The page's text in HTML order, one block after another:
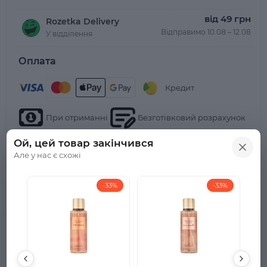
Rozetka Delivery
У відділення
від 49 грн
Відправимо 10.08 – 12.08
Оплата
Кредит
При отриманні Безготівковий розрахунок
Парфумований спрей для тіла входить до колекції
засобів для догляду за тілом "Естетична краса",
створеної для підтримання шкіри м'якою та
здоровою. Ідеальне поєднання аромату та користі.
Розкішні та дієві формули засобів для догляду за
Ой, цей товар закінчився
Але у нас є схожі
-33% -33%